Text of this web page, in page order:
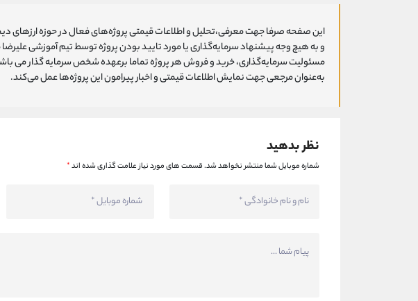
این صفحه صرفا جهت معرفی،تحلیل و اطلاعات قیمتی پروژه‌های فعال در حوزه ارزهای
و به هیچ وجه پیشنهاد سرمایه‌گذاری یا مورد تایید بودن پروژه توسط تیم آموزشی
مسئولیت سرمایه‌گذاری، خرید و فروش هر پروژه تماما برعهده شخص سرمایه گذار می
به‌عنوان مرجعی جهت نمایش اطلاعات قیمتی و اخبار پیرامون این پروژه‌‌ها عمل می‌کند.
نظر بدهید
شماره موبایل شما منتشر نخواهد شد.قسمت های مورد نیاز علامت گذاری شده اند*